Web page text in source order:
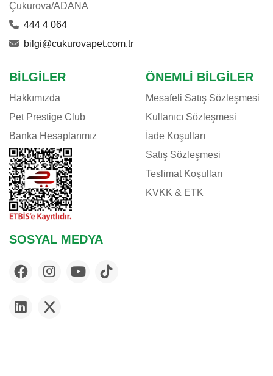
Çukurova/ADANA
444 4 064
bilgi@cukurovapet.com.tr
BILGILER
Hakkımızda
Pet Prestige Club
Banka Hesaplarımız
ÖNEMLI BILGILER
Mesafeli Satış Sözleşmesi
Kullanıcı Sözleşmesi
İade Koşulları
Satış Sözleşmesi
Teslimat Koşulları
KVKK & ETK
SOSYAL MEDYA